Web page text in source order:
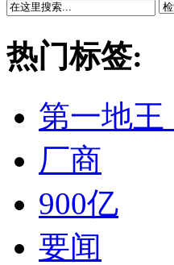
热门标签:
第一地王
厂商
900亿
要闻